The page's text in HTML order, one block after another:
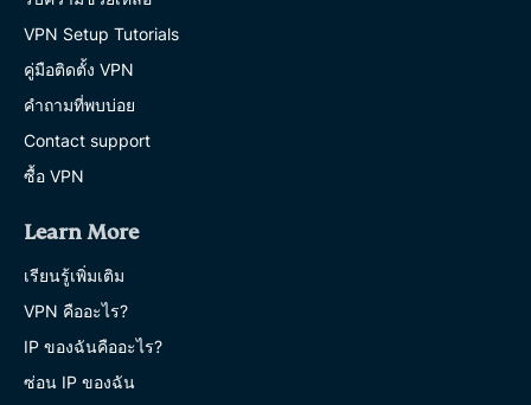
VPN Setup Tutorials
คู่มือติดตั้ง VPN
คำถามที่พบบ่อย
Contact support
ซื้อ VPN
Learn More
เรียนรู้เพิ่มเติม
VPN คืออะไร?
IP ของฉันคืออะไร?
ซ่อน IP ของฉัน